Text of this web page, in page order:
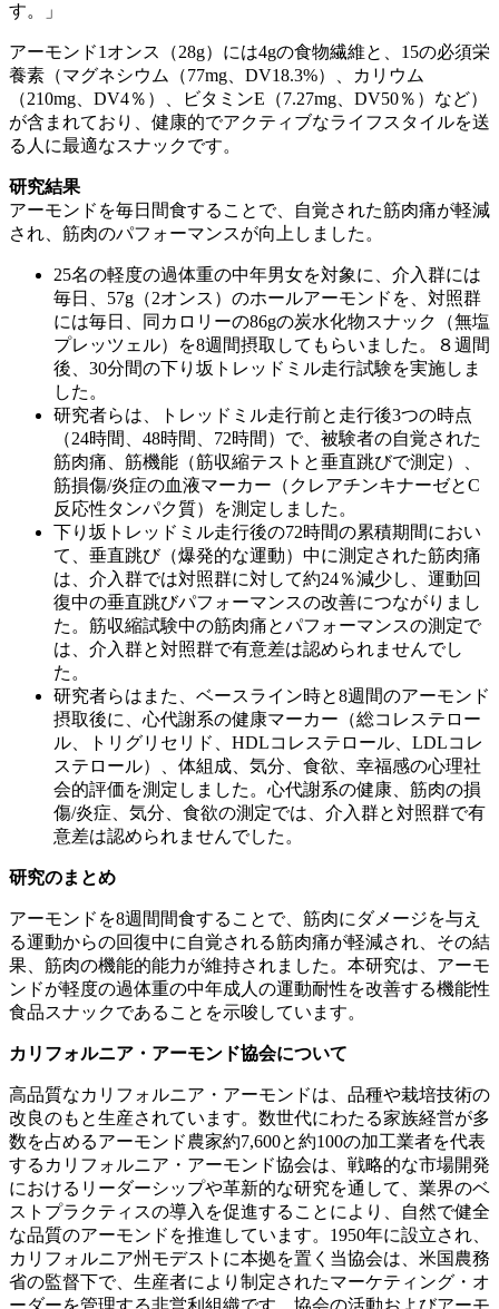
す。」
アーモンド1オンス（28g）には4gの食物繊維と、15の必須栄
養素（マグネシウム（77mg、DV18.3%）、カリウム
（210mg、DV4％）、ビタミンE（7.27mg、DV50％）など）
が含まれており、健康的でアクティブなライフスタイルを送
る人に最適なスナックです。
研究結果
アーモンドを毎日間食することで、自覚された筋肉痛が軽減
され、筋肉のパフォーマンスが向上しました。
25名の軽度の過体重の中年男女を対象に、介入群には
毎日、57g（2オンス）のホールアーモンドを、対照群
には毎日、同カロリーの86gの炭水化物スナック（無塩
プレッツェル）を8週間摂取してもらいました。８週間
後、30分間の下り坂トレッドミル走行試験を実施しま
した。
研究者らは、トレッドミル走行前と走行後3つの時点
（24時間、48時間、72時間）で、被験者の自覚された
筋肉痛、筋機能（筋収縮テストと垂直跳びで測定）、
筋損傷/炎症の血液マーカー（クレアチンキナーゼとC
反応性タンパク質）を測定しました。
下り坂トレッドミル走行後の72時間の累積期間におい
て、垂直跳び（爆発的な運動）中に測定された筋肉痛
は、介入群では対照群に対して約24％減少し、運動回
復中の垂直跳びパフォーマンスの改善につながりまし
た。筋収縮試験中の筋肉痛とパフォーマンスの測定で
は、介入群と対照群で有意差は認められませんでし
た。
研究者らはまた、ベースライン時と8週間のアーモンド
摂取後に、心代謝系の健康マーカー（総コレステロー
ル、トリグリセリド、HDLコレステロール、LDLコレ
ステロール）、体組成、気分、食欲、幸福感の心理社
会的評価を測定しました。心代謝系の健康、筋肉の損
傷/炎症、気分、食欲の測定では、介入群と対照群で有
意差は認められませんでした。
研究のまとめ
アーモンドを8週間間食することで、筋肉にダメージを与え
る運動からの回復中に自覚される筋肉痛が軽減され、その結
果、筋肉の機能的能力が維持されました。本研究は、アーモ
ンドが軽度の過体重の中年成人の運動耐性を改善する機能性
食品スナックであることを示唆しています。
カリフォルニア・アーモンド協会について
高品質なカリフォルニア・アーモンドは、品種や栽培技術の
改良のもと生産されています。数世代にわたる家族経営が多
数を占めるアーモンド農家約7,600と約100の加工業者を代表
するカリフォルニア・アーモンド協会は、戦略的な市場開発
におけるリーダーシップや革新的な研究を通して、業界のベ
ストプラクティスの導入を促進することにより、自然で健全
な品質のアーモンドを推進しています。1950年に設立され、
カリフォルニア州モデストに本拠を置く当協会は、米国農務
省の監督下で、生産者により制定されたマーケティング・オ